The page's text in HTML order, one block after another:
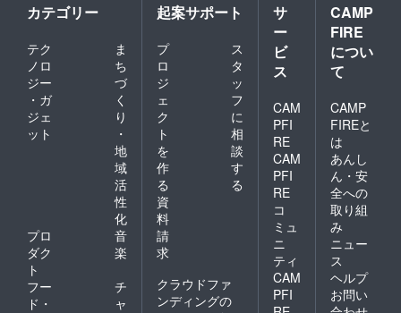
カテゴリー
テク
ノロ
ジー
・ガ
ジェ
ット
ま
ち
づ
く
り
・
地
域
活
性
化
プロ
ダク
ト
音
楽
フー
ド・
チ
ャ
起案サポート
プ
ロ
ジ
ェ
ク
ト
を
作
る
ス
タ
ッ
フ
に
相
談
す
る
資
料
請
求
クラウドファ
ンディングの
サ
ー
ビ
ス
CAM
PFI
RE
CAM
PFI
RE
コ
ミュ
ニ
ティ
CAM
PFI
CAMP
FIRE
につい
て
CAMP
FIREと
は
あんし
ん・安
全への
取り組
み
ニュー
ス
ヘルプ
お問い